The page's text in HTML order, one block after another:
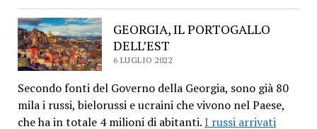
GEORGIA, IL PORTOGALLO
DELL’EST
6 LUGLIO 2022
Secondo fonti del Governo della Georgia, sono già 80
mila i russi, bielorussi e ucraini che vivono nel Paese,
che ha in totale 4 milioni di abitanti.I russi arrivati